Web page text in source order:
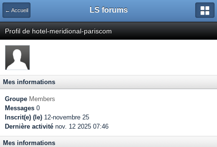
← Accueil LS forums
Profil de hotel-meridional-pariscom
Mes informations
Groupe Members
Messages 0
Inscrit(e) (le) 12-novembre 25
Dernière activité nov. 12 2025 07:46
Mes informations